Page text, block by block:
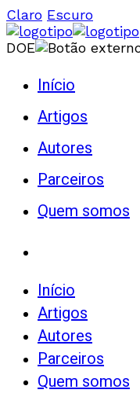
Claro Escuro
DOE
Início
Artigos
Autores
Parceiros
Quem somos
Início
Artigos
Autores
Parceiros
Quem somos